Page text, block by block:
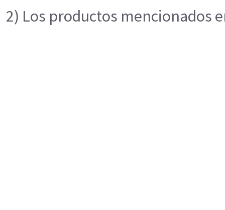
2) Los productos mencionados